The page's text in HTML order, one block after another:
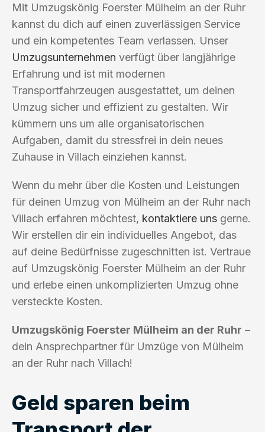
Mit Umzugskönig Foerster Mülheim an der Ruhr
kannst du dich auf einen zuverlässigen Service
und ein kompetentes Team verlassen. Unser
Umzugsunternehmen verfügt über langjährige
Erfahrung und ist mit modernen
Transportfahrzeugen ausgestattet, um deinen
Umzug sicher und effizient zu gestalten. Wir
kümmern uns um alle organisatorischen
Aufgaben, damit du stressfrei in dein neues
Zuhause in Villach einziehen kannst.
Wenn du mehr über die Kosten und Leistungen
für deinen Umzug von Mülheim an der Ruhr nach
Villach erfahren möchtest, kontaktiere uns gerne.
Wir erstellen dir ein individuelles Angebot, das
auf deine Bedürfnisse zugeschnitten ist. Vertraue
auf Umzugskönig Foerster Mülheim an der Ruhr
und erlebe einen unkomplizierten Umzug ohne
versteckte Kosten.
Umzugskönig Foerster Mülheim an der Ruhr –
dein Ansprechpartner für Umzüge von Mülheim
an der Ruhr nach Villach!
Geld sparen beim